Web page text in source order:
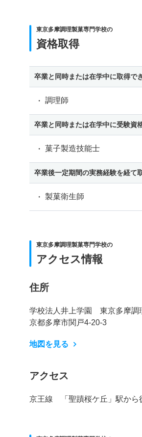
東京多摩調理製菓専門学校の
資格取得
卒業と同時または在学中に取得で
調理師
卒業と同時または在学中に受験資
菓子製造技能士
卒業後一定期間の実務経験を経て
製菓衛生師
東京多摩調理製菓専門学校の
アクセス情報
住所
学校法人井上学園 東京多摩調
京都多摩市関戸4-20-3
地図を見る
アクセス
京王線 「聖蹟桜ケ丘」駅から